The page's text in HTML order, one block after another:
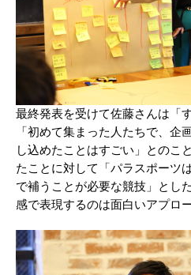
最終発表を受けて佐藤さんは「
「初めて集まった人たちで、企
し込めたことはすごい」とのこ
たことに対して「パラスポーツ
で補うことが必要な競技」とし
感で表現するのは面白いアプロ